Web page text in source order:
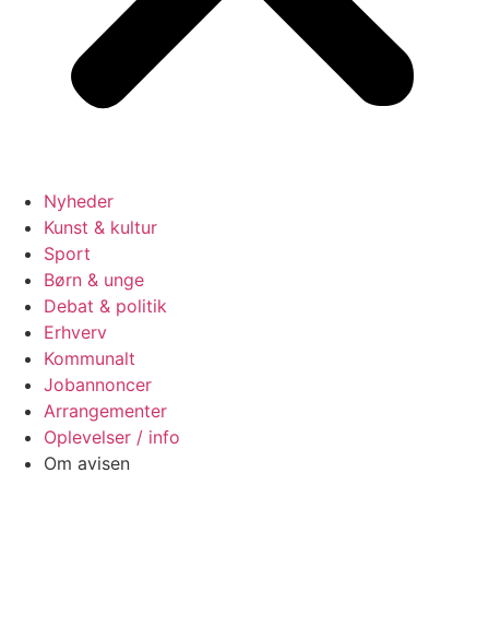
Nyheder
Kunst & kultur
Sport
Børn & unge
Debat & politik
Erhverv
Kommunalt
Jobannoncer
Arrangementer
Oplevelser / info
Om avisen